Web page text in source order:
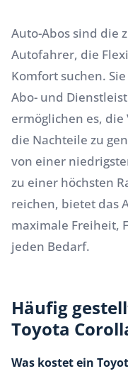
Auto-Abos sind die
Autofahrer, die
Komfort suchen.
Abo- und
ermöglichen es,
die Nachteile zu
von einer
zu einer höchsten
reichen, bietet das
maximale Freiheit,
jeden Bedarf.
Häufig
Toyota
Was kostet ein